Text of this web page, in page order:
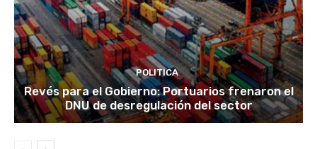
POLITICA
Revés para el Gobierno: Portuarios frenaron el
DNU de desregulación del sector